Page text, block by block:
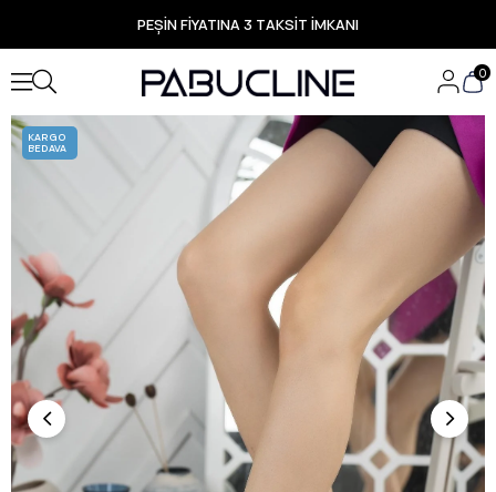
PEŞİN FİYATINA 3 TAKSİT İMKANI
TÜM ÜRÜNLERDE ÜCRETSİZ KARGO
Yeni Sezon Ürünlerde Özel Fırsatlar
Seçili Ürünlerde Hızlı Teslimat
0
KARGO
BEDAVA